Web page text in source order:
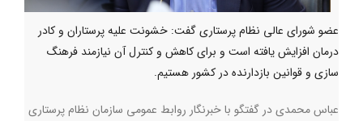
عضو شورای عالی نظام پرستاری گفت: خشونت علیه پرستاران و کادر
درمان افزایش یافته است و برای کاهش و کنترل آن نیازمند فرهنگ
سازی و قوانین بازدارنده در کشور هستیم.
عباس محمدی در گفتگو با خبرنگار روابط عمومی سازمان نظام پرستاری